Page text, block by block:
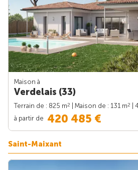
Maison à
Verdelais (33)
Terrain de : 825 m2 | Maison de : 131 m2
|
à partir de 420 485 €
Saint-Maixant